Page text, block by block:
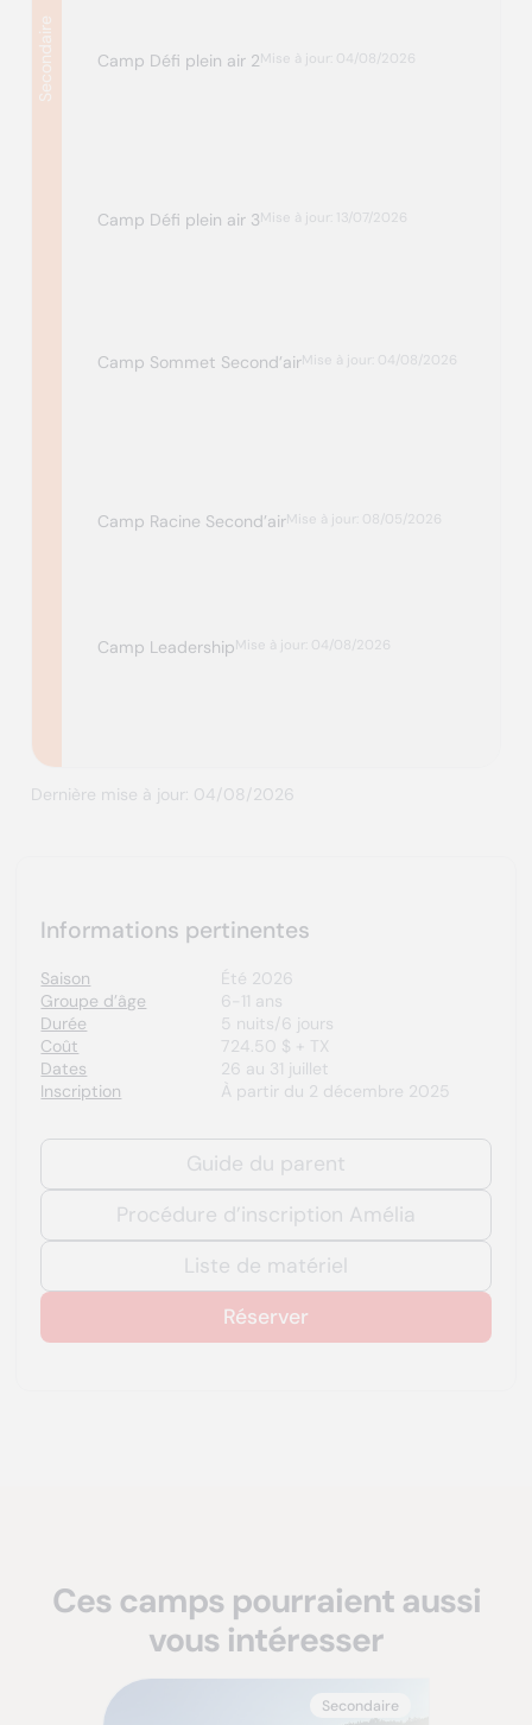
Secondaire Camp Défi plein air 2Mise à jour: 04/08/2026
Camp Défi plein air 3Mise à jour: 13/07/2026
Camp Sommet Second’airMise à jour: 04/08/2026
Camp Racine Second’airMise à jour: 08/05/2026
Camp LeadershipMise à jour: 04/08/2026
Dernière mise à jour: 04/08/2026
Informations pertinentes
Saison
Été 2026
Groupe d’âge
6-11 ans
Durée
5 nuits/6 jours
Coût
724.50 $ + TX
Dates
26 au 31 juillet
Inscription
À partir du 2 décembre 2025
Guide du parent
Procédure d’inscription Amélia
Liste de matériel
Réserver
Ces camps pourraient aussi
vous intéresser
Secondaire